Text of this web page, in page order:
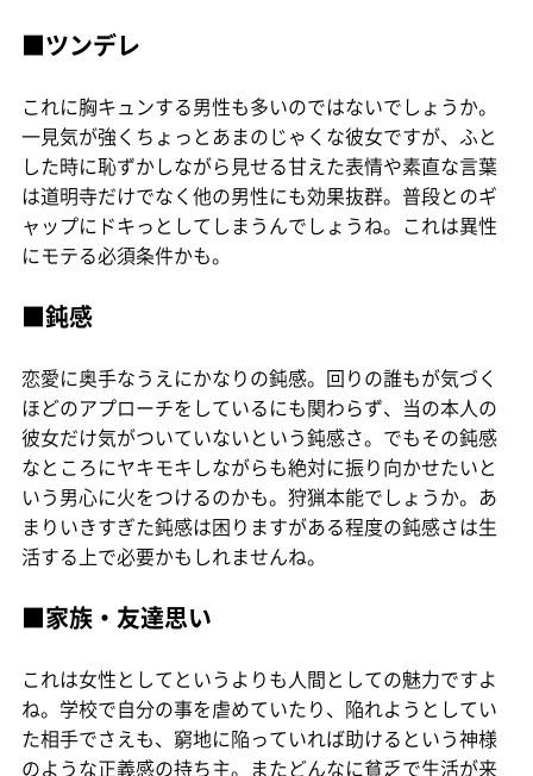
■ツンデレ
これに胸キュンする男性も多いのではないでしょうか。
一見気が強くちょっとあまのじゃくな彼女ですが、ふと
した時に恥ずかしながら見せる甘えた表情や素直な言葉
は道明寺だけでなく他の男性にも効果抜群。普段とのギ
ャップにドキっとしてしまうんでしょうね。これは異性
にモテる必須条件かも。
■鈍感
恋愛に奥手なうえにかなりの鈍感。回りの誰もが気づく
ほどのアプローチをしているにも関わらず、当の本人の
彼女だけ気がついていないという鈍感さ。でもその鈍感
なところにヤキモキしながらも絶対に振り向かせたいと
いう男心に火をつけるのかも。狩猟本能でしょうか。あ
まりいきすぎた鈍感は困りますがある程度の鈍感さは生
活する上で必要かもしれませんね。
■家族・友達思い
これは女性としてというよりも人間としての魅力ですよ
ね。学校で自分の事を虐めていたり、陥れようとしてい
た相手でさえも、窮地に陥っていれば助けるという神様
のような正義感の持ち主。またどんなに貧乏で生活が来